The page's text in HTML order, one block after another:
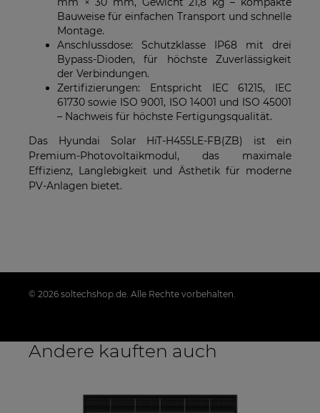
Bauweise für einfachen Transport und schnelle
Montage.
Anschlussdose: Schutzklasse IP68 mit drei
Bypass-Dioden, für höchste Zuverlässigkeit
der Verbindungen.
Zertifizierungen: Entspricht IEC 61215, IEC
61730 sowie ISO 9001, ISO 14001 und ISO 45001
– Nachweis für höchste Fertigungsqualität.
Das Hyundai Solar HiT-H455LE-FB(ZB) ist ein
Premium-Photovoltaikmodul, das maximale
Effizienz, Langlebigkeit und Ästhetik für moderne
PV-Anlagen bietet.
© 2026 soltechshop.de. Alle Rechte vorbehalten.
Andere kauften auch